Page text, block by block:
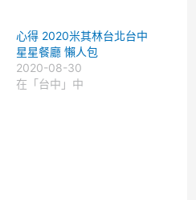
心得 2020米其林台北台中
星星餐廳 懶人包
2020-08-30
在「台中」中